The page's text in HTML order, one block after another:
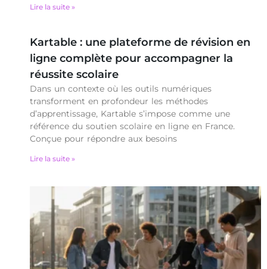
Lire la suite »
Kartable : une plateforme de révision en
ligne complète pour accompagner la
réussite scolaire
Dans un contexte où les outils numériques
transforment en profondeur les méthodes
d’apprentissage, Kartable s’impose comme une
référence du soutien scolaire en ligne en France.
Conçue pour répondre aux besoins
Lire la suite »